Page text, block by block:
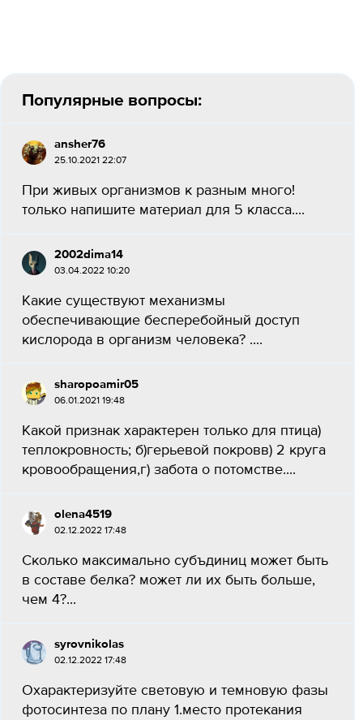
Популярные вопросы:
ansher76
25.10.2021 22:07
При живых организмов к разным много!
только напишите материал для 5 класса....
2002dima14
03.04.2022 10:20
Какие существуют механизмы
обеспечивающие бесперебойный доступ
кислорода в организм человека? ....
sharopoamir05
06.01.2021 19:48
Какой признак характерен только для птицa)
теплокровность; б)герьевой покровв) 2 круга
кровообращения,г) забота о потомстве.​...
olena4519
02.12.2022 17:48
Сколько максимально субъдиниц может быть
в составе белка? может ли их быть больше,
чем 4?...
syrovnikolas
02.12.2022 17:48
Охарактеризуйте световую и темновую фазы
фотосинтеза по плану 1.место протекания